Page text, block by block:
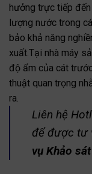
hưởng trực tiếp đến
lượng nước trong
bảo khả năng
xuất.Tại nhà máy
độ ẩm của cát
thuật quan trọng
ra.
Liên hệ
để được tư
vụ Khảo